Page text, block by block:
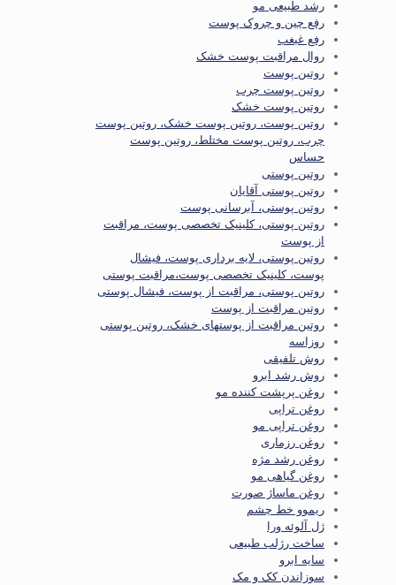
رشد طبیعی مو
رفع چین و چروک پوست
رفع غبغب
روال مراقبت پوست خشک
روتین پوست
روتین پوست چرب
روتین پوست خشک
روتین پوست، روتین پوست خشک، روتین پوست
چرب، روتین پوست مختلط، روتین پوست
حساس
روتین پوستی
روتین پوستی آقایان
روتین پوستی، آبرسانی پوست
روتین پوستی، کلینیک تخصصی پوست، مراقبت
از پوست
روتین پوستی، لایه برداری پوست، فیشال
پوست، کلینیک تخصصی پوست،مراقبت پوستی
روتین پوستی، مراقبت از پوست، فیشال پوستی
روتین مراقبت از پوست
روتین مراقبت از پوستهای خشک، روتین پوستی
روزاسه
روش تلفیقی
روش رشد ابرو
روغن پرپشت کننده مو
روغن تراپی
روغن تراپی مو
روغن رزماری
روغن رشد مژه
روغن گیاهی مو
روغن ماساژ صورت
ریموو خط چشم
ژل آلوئه ورا
ساخت رژلب طبیعی
سایه ابرو
سوزاندن کک و مک